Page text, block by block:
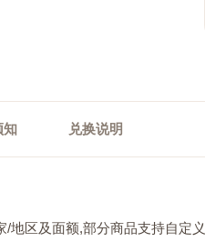
知 兑换说明
/地区及面额,部分商品支持自定